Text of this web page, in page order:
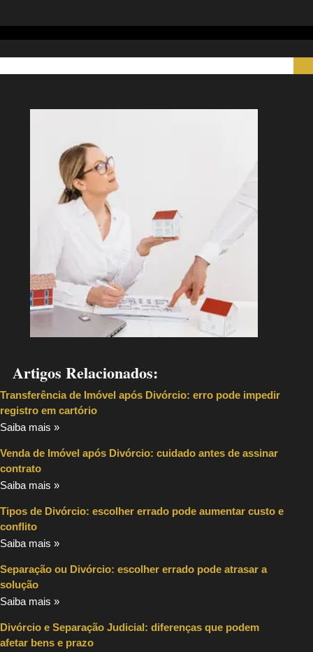
Artigos Relacionados:
Transferência de Imóvel após Divórcio: erro pode impedir
registro em cartório
Saiba mais »
Venda de Imóvel após Divórcio: cuidado antes de assinar
contrato
Saiba mais »
Tipos de Divórcio: escolher errado pode aumentar custo e
conflito
Saiba mais »
Separação ou Divórcio: escolher errado pode atrasar a
solução
Saiba mais »
Divórcio e Separação Judicial: diferenças que podem
afetar bens e prazo